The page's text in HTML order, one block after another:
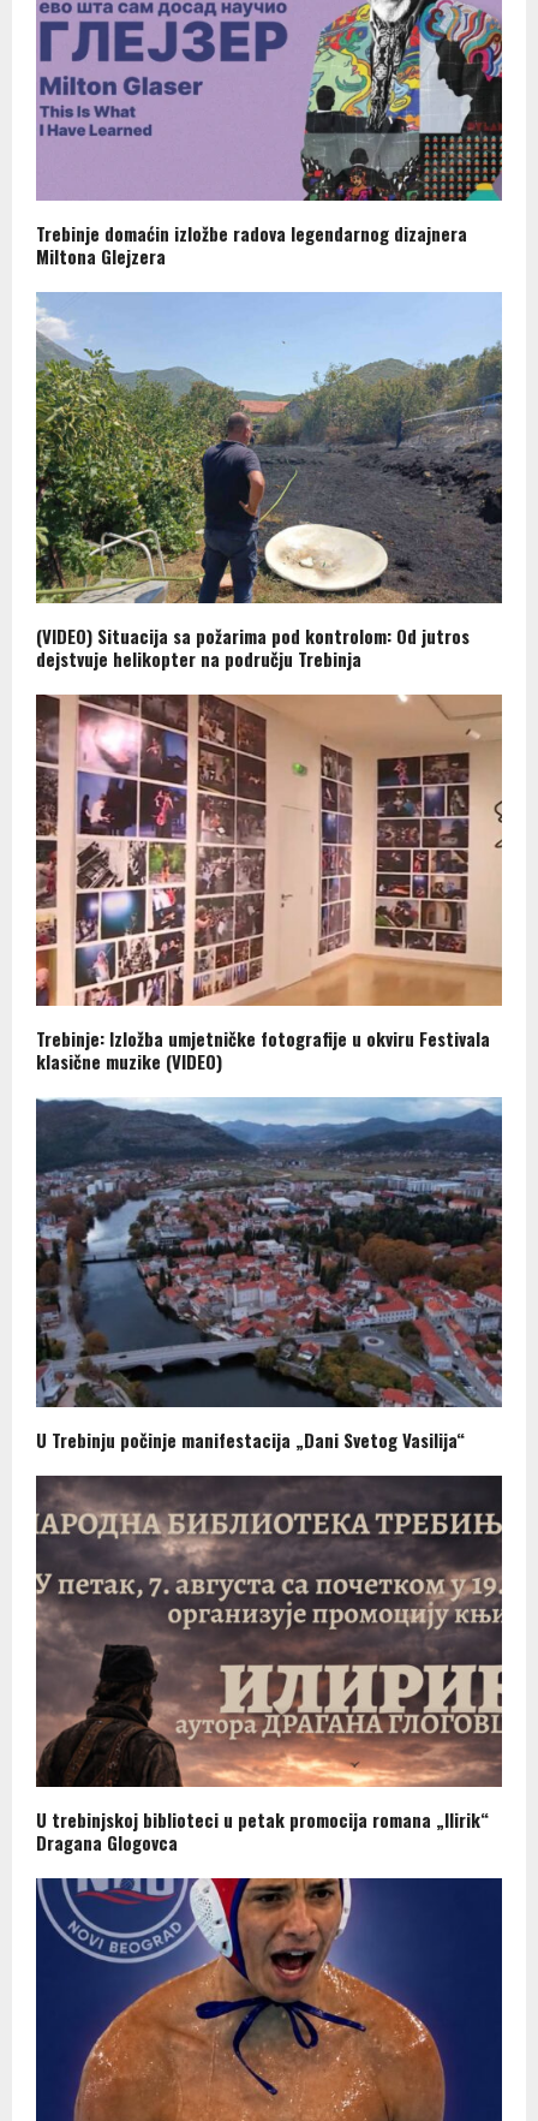
Trebinje domaćin izložbe radova legendarnog dizajnera
Miltona Glejzera
(VIDEO) Situacija sa požarima pod kontrolom: Od jutros
dejstvuje helikopter na području Trebinja
Trebinje: Izložba umjetničke fotografije u okviru Festivala
klasične muzike (VIDEO)
U Trebinju počinje manifestacija „Dani Svetog Vasilija“
U trebinjskoj biblioteci u petak promocija romana „Ilirik“
Dragana Glogovca